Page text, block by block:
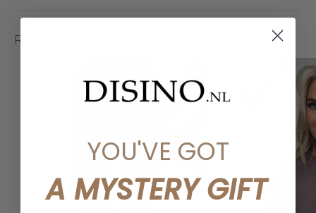
Related articles
YOU'VE GOT
A MYSTERY GIFT